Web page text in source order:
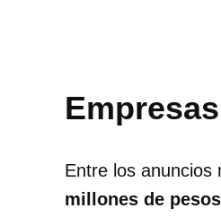
Entre los anuncios
millones de pesos